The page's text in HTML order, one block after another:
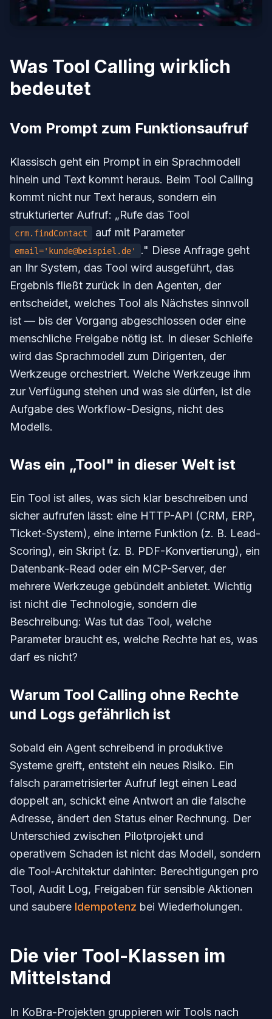
Was Tool Calling wirklich
bedeutet
Vom Prompt zum Funktionsaufruf
Klassisch geht ein Prompt in ein Sprachmodell
hinein und Text kommt heraus. Beim Tool Calling
kommt nicht nur Text heraus, sondern ein
strukturierter Aufruf: „Rufe das Tool
crm.findContact auf mit Parameter
email='kunde@beispiel.de'
." Diese Anfrage geht
an Ihr System, das Tool wird ausgeführt, das
Ergebnis fließt zurück in den Agenten, der
entscheidet, welches Tool als Nächstes sinnvoll
ist — bis der Vorgang abgeschlossen oder eine
menschliche Freigabe nötig ist. In dieser Schleife
wird das Sprachmodell zum Dirigenten, der
Werkzeuge orchestriert. Welche Werkzeuge ihm
zur Verfügung stehen und was sie dürfen, ist die
Aufgabe des Workflow-Designs, nicht des
Modells.
Was ein „Tool" in dieser Welt ist
Ein Tool ist alles, was sich klar beschreiben und
sicher aufrufen lässt: eine HTTP-API (CRM, ERP,
Ticket-System), eine interne Funktion (z. B. Lead-
Scoring), ein Skript (z. B. PDF-Konvertierung), ein
Datenbank-Read oder ein MCP-Server, der
mehrere Werkzeuge gebündelt anbietet. Wichtig
ist nicht die Technologie, sondern die
Beschreibung: Was tut das Tool, welche
Parameter braucht es, welche Rechte hat es, was
darf es nicht?
Warum Tool Calling ohne Rechte
und Logs gefährlich ist
Sobald ein Agent schreibend in produktive
Systeme greift, entsteht ein neues Risiko. Ein
falsch parametrisierter Aufruf legt einen Lead
doppelt an, schickt eine Antwort an die falsche
Adresse, ändert den Status einer Rechnung. Der
Unterschied zwischen Pilotprojekt und
operativem Schaden ist nicht das Modell, sondern
die Tool-Architektur dahinter: Berechtigungen pro
Tool, Audit Log, Freigaben für sensible Aktionen
und saubere Idempotenz bei Wiederholungen.
Die vier Tool-Klassen im
Mittelstand
In KoBra-Projekten gruppieren wir Tools nach